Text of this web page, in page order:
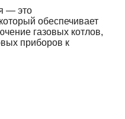
— это
обеспечивает
газовых котлов,
приборов к